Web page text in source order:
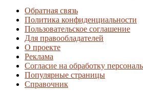
Обратная связь
Политика конфиденциальности
Пользовательское соглашение
Для правообладателей
О проекте
Реклама
Согласие на обработку
Популярные страницы
Справочник